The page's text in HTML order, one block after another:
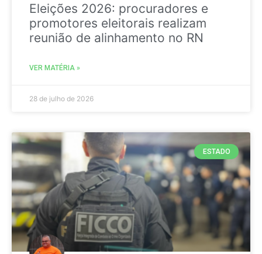
Eleições 2026: procuradores e
promotores eleitorais realizam
reunião de alinhamento no RN
VER MATÉRIA »
28 de julho de 2026
ESTADO